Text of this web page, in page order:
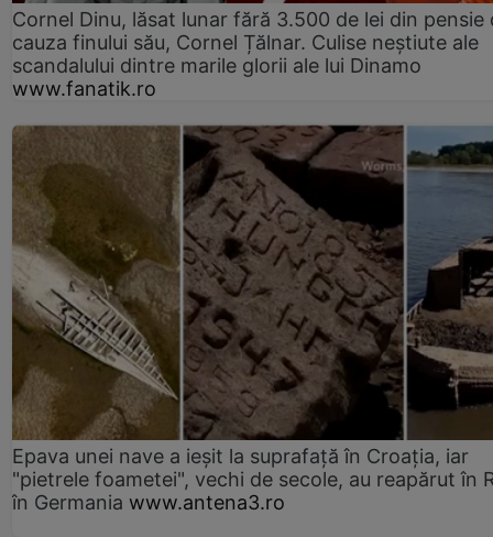
Cornel Dinu, lăsat lunar fără 3.500 de lei din pensie
cauza finului său, Cornel Țălnar. Culise neștiute ale
scandalului dintre marile glorii ale lui Dinamo
www.fanatik.ro
Epava unei nave a ieșit la suprafață în Croația, iar
"pietrele foametei", vechi de secole, au reapărut în
în Germania www.antena3.ro